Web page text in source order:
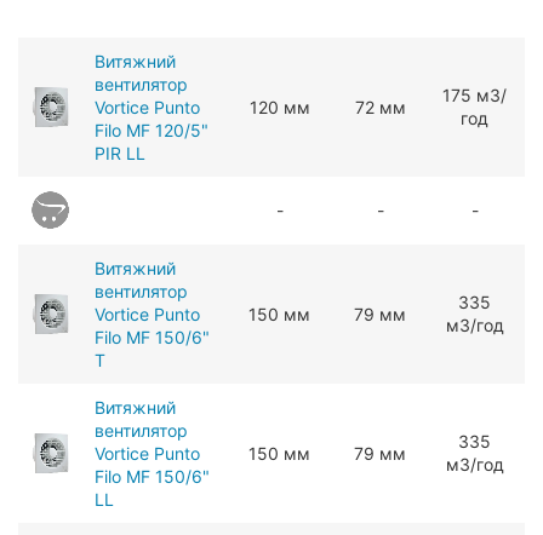
Витяжний
вентилятор
Vortice Punto
Filo MF 120/5"
PIR LL
120 мм 72 мм
175 мЗ/
год
- - -
Витяжний
вентилятор
Vortice Punto
Filo MF 150/6"
T
150 мм 79 мм
ЗЗ5
мЗ/год
Витяжний
вентилятор
Vortice Punto
Filo MF 150/6"
LL
150 мм 79 мм
ЗЗ5
мЗ/год